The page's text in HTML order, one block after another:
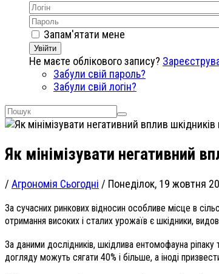
Запам'ятати мене
Увійти
Не маєте облікового запису?
Забули свій пароль?
Забули свій логін?
Як мінімізувати негативний
/ Агрономія Сьогодні / Понеділок, 19 жовтня
За сучасних ринкових відносин особливе місце в
отримання високих і сталих урожаїв є шкідники,
За даними дослідників, шкідлива ентомофауна ріпаку
догляду можуть сягати 40% і більше, а іноді